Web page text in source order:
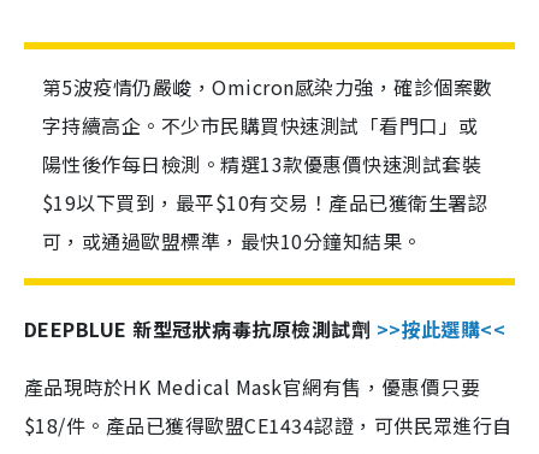
第5波疫情仍嚴峻，Omicron感染力強，確診個案數
字持續高企。不少市民購買快速測試「看門口」或
陽性後作每日檢測。精選13款優惠價快速測試套裝
$19以下買到，最平$10有交易！產品已獲衛生署認
可，或通過歐盟標準，最快10分鐘知結果。
DEEPBLUE 新型冠狀病毒抗原檢測試劑 >>按此選購<<
產品現時於HK Medical Mask官網有售，優惠價只要
$18/件。產品已獲得歐盟CE1434認證，可供民眾進行自